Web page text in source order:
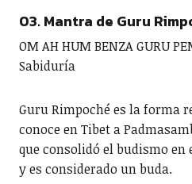
03. Mantra de Guru
OM AH HUM BENZA GURU
Sabiduría
Guru Rimpoché es la forma
conoce en Tibet a
que consolidó el budismo
y es considerado un buda.